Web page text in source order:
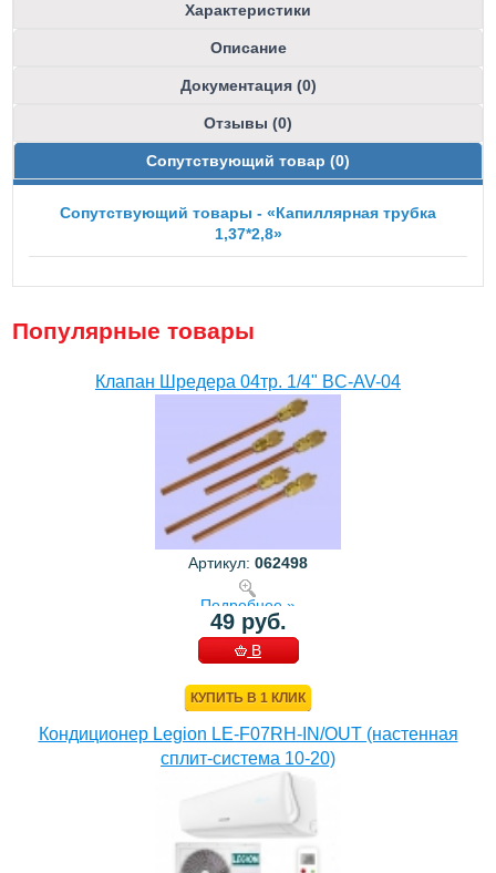
Характеристики
Описание
Документация (0)
Отзывы (0)
Сопутствующий товар (0)
Сопутствующий товары - «Капиллярная трубка
1,37*2,8»
Популярные товары
Клапан Шредера 04тр. 1/4" BC-AV-04
Артикул: 062498
Подробнее »
49 руб.
В
КУПИТЬ В 1 КЛИК
Кондиционер Legion LE-F07RH-IN/OUT (настенная
сплит-система 10-20)